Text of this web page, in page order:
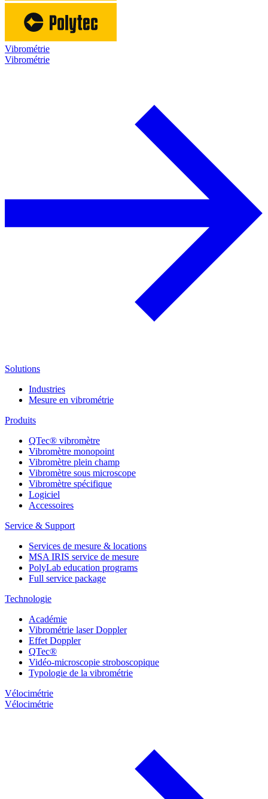
Vibrométrie
Vibrométrie
Solutions
Industries
Mesure en vibrométrie
Produits
QTec® vibromètre
Vibromètre monopoint
Vibromètre plein champ
Vibromètre sous microscope
Vibromètre spécifique
Logiciel
Accessoires
Service & Support
Services de mesure & locations
MSA IRIS service de mesure
PolyLab education programs
Full service package
Technologie
Académie
Vibrométrie laser Doppler
Effet Doppler
QTec®
Vidéo-microscopie stroboscopique
Typologie de la vibrométrie
Vélocimétrie
Vélocimétrie